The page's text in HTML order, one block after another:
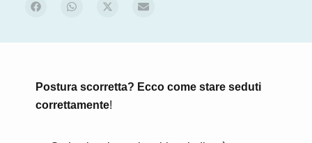
Postura scorretta? Ecco come stare seduti
correttamente!